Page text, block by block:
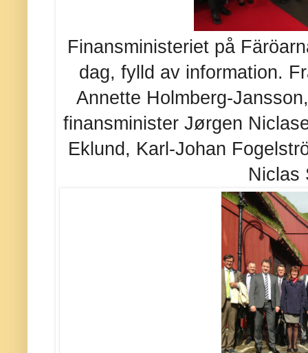
Finansministeriet på
dag, fylld av information.
Annette Holmberg-
finansminister Jørgen
Eklund, Karl-Johan
Niclas